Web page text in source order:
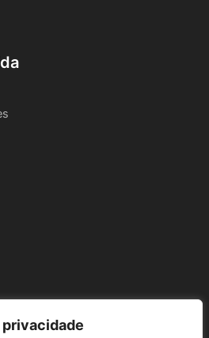
privacidade